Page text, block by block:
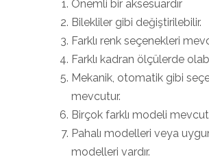
Önemli bir aksesuardır
Bilekliler gibi değiştirilebilir.
Farklı renk seçenekleri
Farklı kadran ölçülerde
Mekanik, otomatik gibi
mevcutur.
Birçok farklı modeli
Pahalı modelleri veya
modelleri vardır.